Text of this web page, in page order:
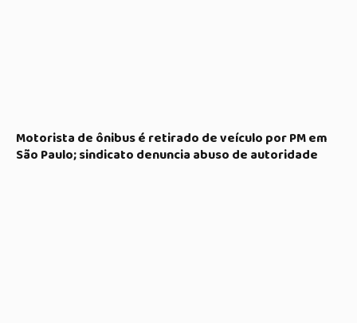
Motorista de ônibus é retirado de veículo por PM em
São Paulo; sindicato denuncia abuso de autoridade